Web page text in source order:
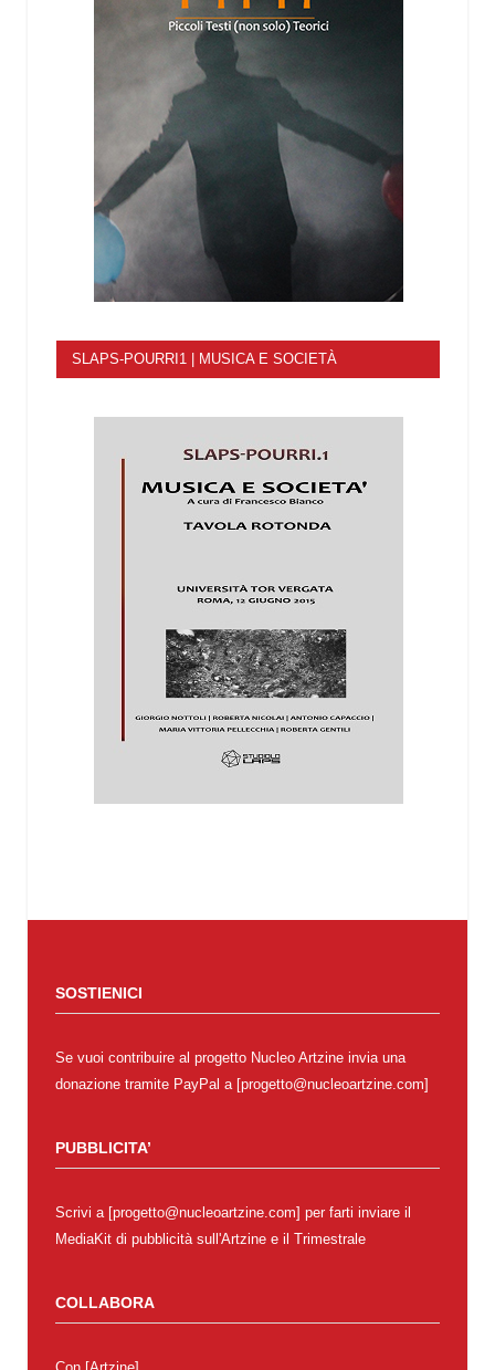
SLAPS-POURRI1 | MUSICA E SOCIETÀ
SOSTIENICI
Se vuoi contribuire al progetto Nucleo Artzine invia una
donazione tramite PayPal a [progetto@nucleoartzine.com]
PUBBLICITA’
Scrivi a [progetto@nucleoartzine.com] per farti inviare il
MediaKit di pubblicità sull'Artzine e il Trimestrale
COLLABORA